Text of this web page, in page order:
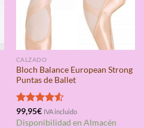
CALZADO
Bloch Balance European Strong
Puntas de Ballet
Valorado
con4.50
99,95€ IVA incluido
Disponibilidad en Almacén